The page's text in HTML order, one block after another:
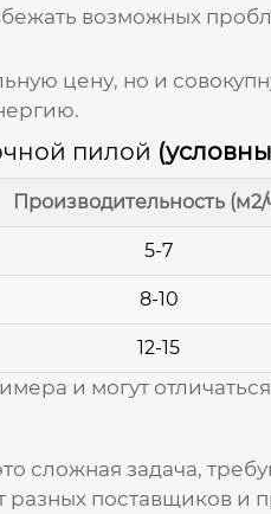
возможных
цену, но и
пилой
Производительность (м2/
5-7
8-10
12-15
и могут
сложная задача,
поставщиков и